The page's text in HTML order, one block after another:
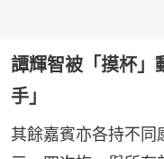
譚輝智被「摸杯」
手」
其餘嘉賓亦各持不同